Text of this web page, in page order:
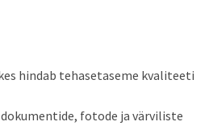
hindab tehasetaseme kvaliteeti
dokumentide, fotode ja värviliste